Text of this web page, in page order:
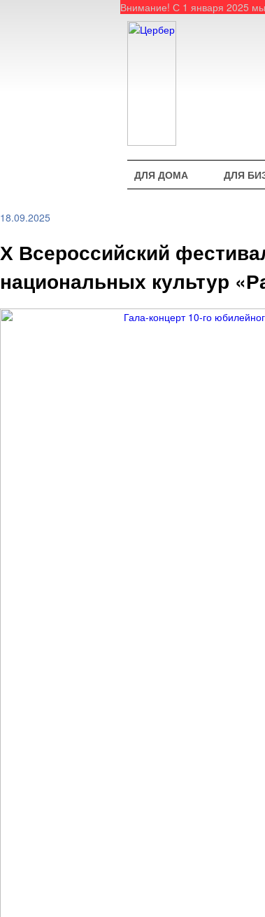
Внимание! С 1 января 2025
ДЛЯ ДОМА ДЛЯ
18.09.2025
Х Всероссийский
национальных культур